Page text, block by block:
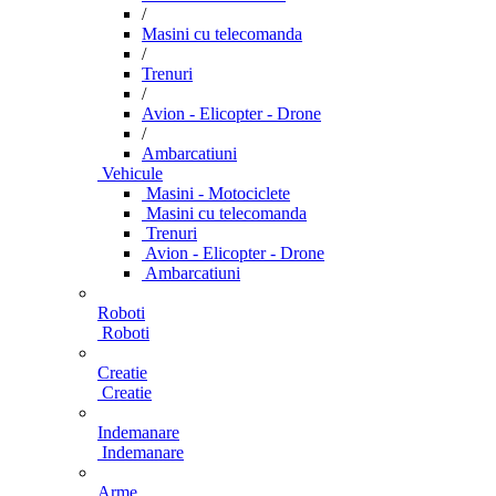
/
Masini cu telecomanda
/
Trenuri
/
Avion - Elicopter - Drone
/
Ambarcatiuni
Vehicule
Masini - Motociclete
Masini cu telecomanda
Trenuri
Avion - Elicopter - Drone
Ambarcatiuni
Roboti
Roboti
Creatie
Creatie
Indemanare
Indemanare
Arme